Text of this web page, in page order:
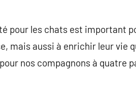
pour les chats est important
mais aussi à enrichir leur vie
nos compagnons à quatre